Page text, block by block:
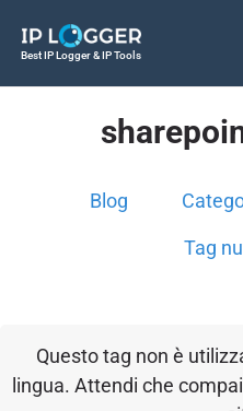
Best IP Logger & IP Tools
Blog
Tag